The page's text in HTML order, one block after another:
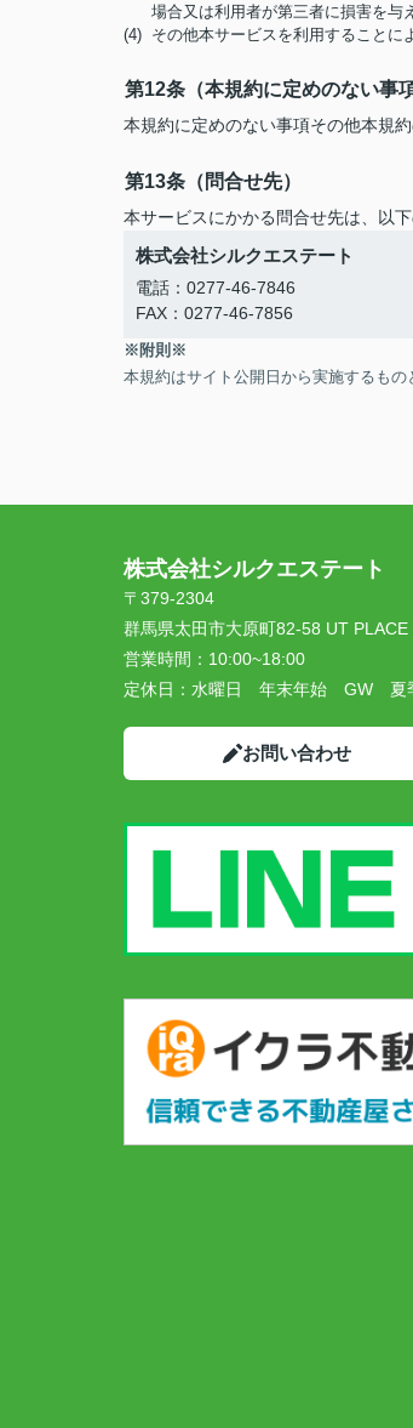
場合又は利用者が第三者に損害を与
(4) その他本サービスを利用することに
第12条（本規約に定めのない事項
本規約に定めのない事項その他本規
第13条（問合せ先）
本サービスにかかる問合せ先は、以下
株式会社シルクエステート
電話：0277-46-7846
FAX：0277-46-7856
※附則※
本規約はサイト公開日から実施するもの
株式会社シルクエステート
〒379-2304
群馬県太田市大原町82-58 UT PLACE
営業時間： 10:00~18:00
定休日： 水曜日 年末年始 GW 夏
お問い合わせ